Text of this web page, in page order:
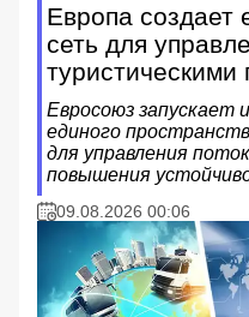
Европа
сеть для
туристическими
Евросоюз запускает
единого
для управления
повышения
09.08.2026 00:06